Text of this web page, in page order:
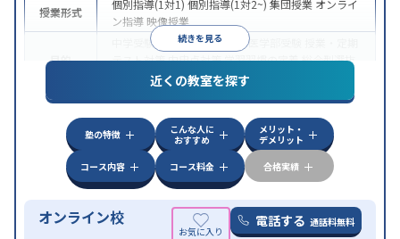
続きを見る
授業形式
個別指導(1対1) 個別指導(1対2~) 集団授業 オンライ
ン指導 映像授業
目的
中学受験 高校受験大学受験 医学部受験
テスト対策内申点対策学習習慣の定着総合型選抜
(旧AO)対策 推薦入試対策学校別特化対策
特徴
中高一貫校生に対応特待生・奨学金制度あり成績
保証制度あり授業の振替可能 不登校生に対応
ライン対応
1科目から受講可能
季節講習のみの受講
近くの教室を探す
塾の特徴
こんな人に
おすすめ
メリット・
デメリット
コース内容
コース料金 合格実績
オンライン校 電話する 通話料無料